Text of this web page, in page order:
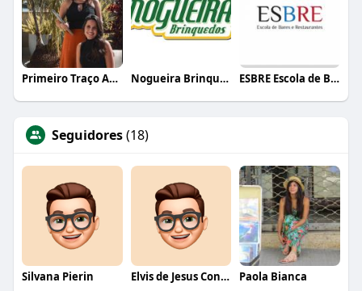
Primeiro Traço Arquitetura Nogueira Brinquedos ESBRE Escola de Bares e Restaurantes
Seguidores(18)
Silvana Pierin Elvis de Jesus Conceição Paola Bianca